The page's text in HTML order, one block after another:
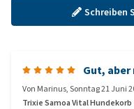
Schreiben
Gut,
Von Marinus,Sonntag 21 Juni
Trixie Samoa Vital Hundekorb